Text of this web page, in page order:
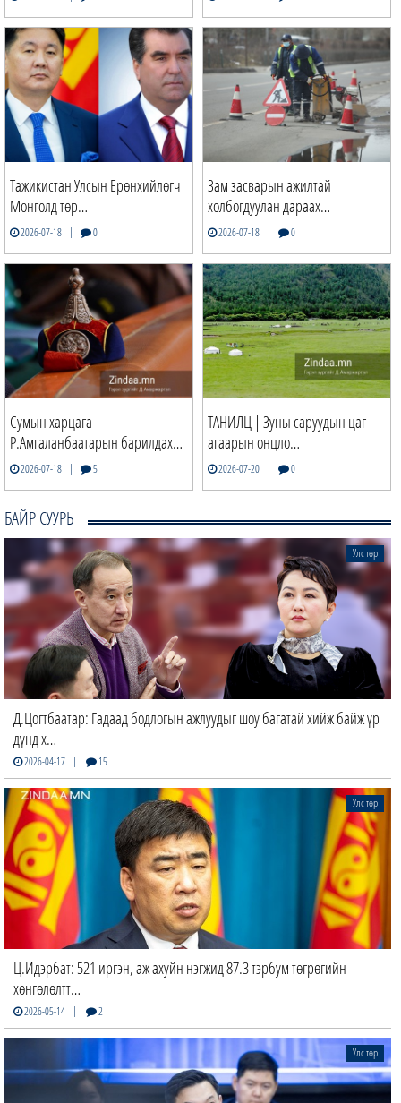
Тажикистан Улсын Ерөнхийлөгч
Монголд төр…
2026-07-18 | 0
Зам засварын ажилтай
холбогдуулан дараах…
2026-07-18 | 0
Сумын харцага
Р.Амгаланбаатарын барилдах…
2026-07-18 | 5
ТАНИЛЦ | Зуны саруудын цаг
агаарын онцло…
2026-07-20 | 0
БАЙР СУУРЬ
Д.Цогтбаатар: Гадаад бодлогын ажлуудыг шоу багатай хийж байж үр
дүнд х…
2026-04-17 | 15
Улс төр
Ц.Идэрбат: 521 иргэн, аж ахуйн нэгжид 87.3 тэрбум төгрөгийн
хөнгөлөлтт…
2026-05-14 | 2
Улс төр
Улс төр